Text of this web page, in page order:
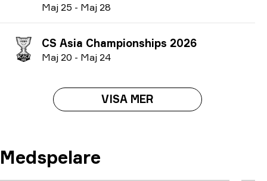
Maj 25 - Maj 28
CS Asia Championships 2026
Maj 20 - Maj 24
VISA MER
Medspelare